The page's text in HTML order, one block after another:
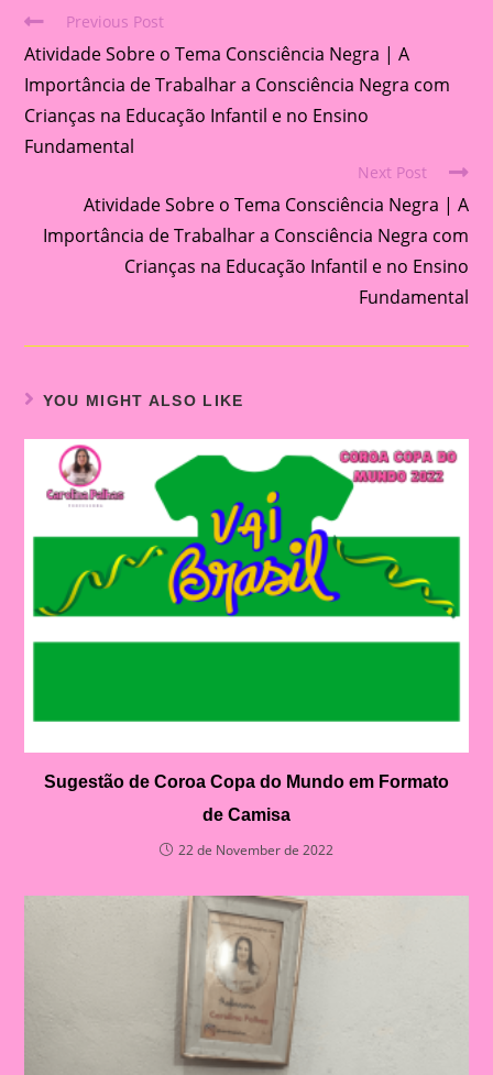
Read
more
articles
Previous Post
Atividade Sobre o Tema Consciência Negra | A
Importância de Trabalhar a Consciência Negra com
Crianças na Educação Infantil e no Ensino
Fundamental
Next Post
Atividade Sobre o Tema Consciência Negra | A
Importância de Trabalhar a Consciência Negra com
Crianças na Educação Infantil e no Ensino
Fundamental
YOU MIGHT ALSO LIKE
Sugestão de Coroa Copa do Mundo em Formato
de Camisa
22 de November de 2022